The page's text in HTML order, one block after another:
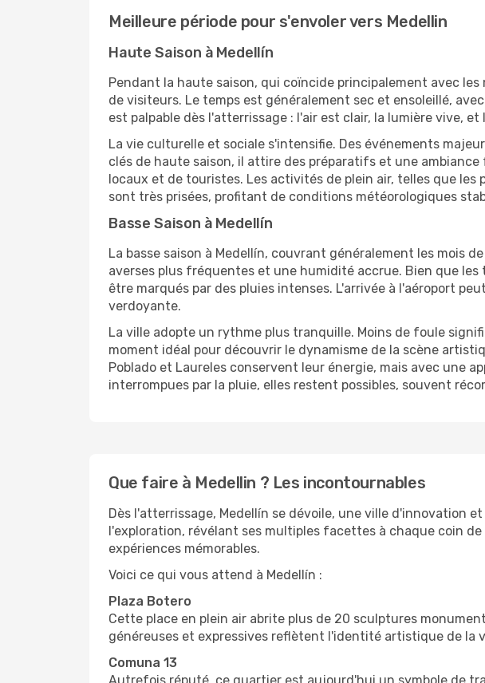
Meilleure période pour s'envoler vers Medellin
Haute Saison à Medellín
Pendant la haute saison, qui coïncide principalement avec
de visiteurs. Le temps est généralement sec et ensoleillé,
est palpable dès l'atterrissage : l'air est clair, la lumière vive,
La vie culturelle et sociale s'intensifie. Des événements
clés de haute saison, il attire des préparatifs et une
locaux et de touristes. Les activités de plein air, telles que les
sont très prisées, profitant de conditions météorologiques
Basse Saison à Medellín
La basse saison à Medellín, couvrant généralement les mois
averses plus fréquentes et une humidité accrue. Bien que
être marqués par des pluies intenses. L'arrivée à l'aéroport
verdoyante.
La ville adopte un rythme plus tranquille. Moins de foule
moment idéal pour découvrir le dynamisme de la scène
Poblado et Laureles conservent leur énergie, mais avec une
interrompues par la pluie, elles restent possibles, souvent
Que faire à Medellin ? Les incontournables
Dès l'atterrissage, Medellín se dévoile, une ville d'innovation
l'exploration, révélant ses multiples facettes à chaque coin
expériences mémorables.
Voici ce qui vous attend à Medellín :
Plaza Botero
Cette place en plein air abrite plus de 20 sculptures
généreuses et expressives reflètent l'identité artistique de la
Comuna 13